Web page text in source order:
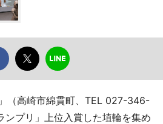
（高崎市綿貫町、TEL 027-346-
プリ」上位入賞した埴輪を集め